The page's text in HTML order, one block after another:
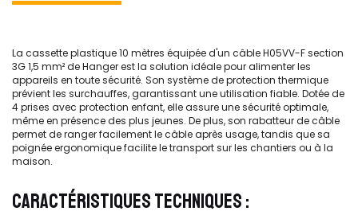
La cassette plastique 10 mètres équipée d'un câble H05VV-F section
3G 1,5 mm² de Hanger est la solution idéale pour alimenter les
appareils en toute sécurité. Son système de protection thermique
prévient les surchauffes, garantissant une utilisation fiable. Dotée de
4 prises avec protection enfant, elle assure une sécurité optimale,
même en présence des plus jeunes. De plus, son rabatteur de câble
permet de ranger facilement le câble après usage, tandis que sa
poignée ergonomique facilite le transport sur les chantiers ou à la
maison.
CARACTÉRISTIQUES TECHNIQUES :